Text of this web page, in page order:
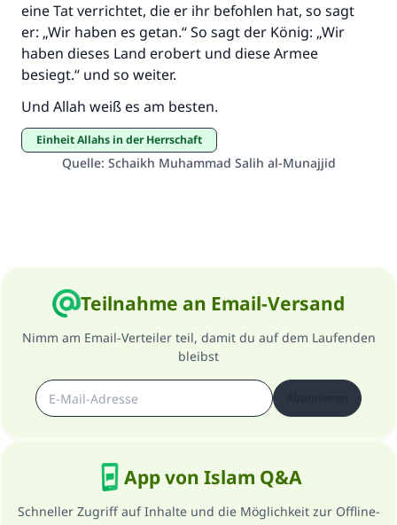
eine Tat verrichtet, die er ihr befohlen hat, so sagt
er: „Wir haben es getan.“ So sagt der König: „Wir
haben dieses Land erobert und diese Armee
besiegt.“ und so weiter.
Und Allah weiß es am besten.
Einheit Allahs in der Herrschaft
Quelle: Schaikh Muhammad Salih al-Munajjid
Teilnahme an Email-Versand
Nimm am Email-Verteiler teil, damit du auf dem Laufenden
bleibst
App von Islam Q&A
Schneller Zugriff auf Inhalte und die Möglichkeit zur Offline-